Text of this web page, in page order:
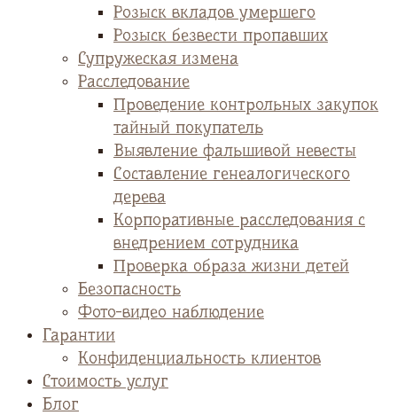
Розыск вкладов умершего
Розыск безвести пропавших
Супружеская измена
Расследование
Проведение контрольных закупок
тайный покупатель
Выявление фальшивой невесты
Cоставление генеалогического
дерева
Корпоративные расследования с
внедрением сотрудника
Проверка образа жизни детей
Безопасность
Фото-видео наблюдение
Гарантии
Конфиденциальность клиентов
Стоимость услуг
Блог